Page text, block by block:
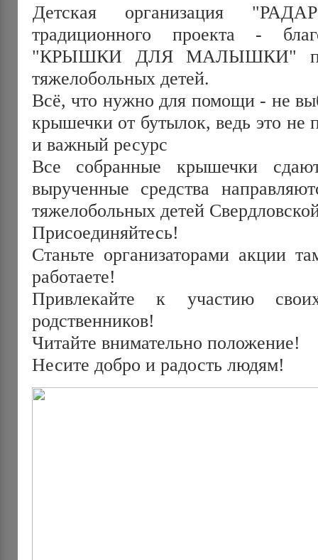
Детская организация
традиционного проекта -
"КРЫШКИ ДЛЯ МАЛЫШКИ" по
тяжелобольных детей.
Всё, что нужно для помощи - не
крышечки от бутылок, ведь это не
и важный ресурс
Все собранные крышечки
вырученные средства
тяжелобольных детей
Присоединяйтесь!
Станьте организаторами акции
работаете!
Привлекайте к участию
родственников!
Читайте внимательно положение!
Несите добро и радость людям!